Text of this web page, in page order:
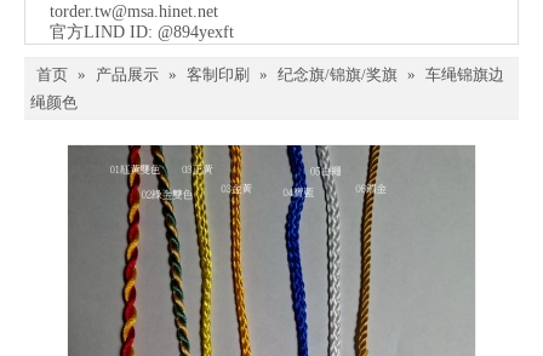
torder.tw@msa.hinet.net
官方LIND ID: @894yexft
首页 » 产品展示 » 客制印刷 » 纪念旗/锦旗/奖旗 » 车绳锦旗边
绳颜色